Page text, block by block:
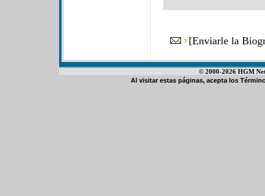
[Enviarle la
© 2000-2026 HGM
Al visitar estas páginas, acepta los